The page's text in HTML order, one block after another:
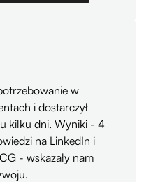
w
i dostarczył
kilku dni. Wyniki - 4
na LinkedIn i
- wskazały nam